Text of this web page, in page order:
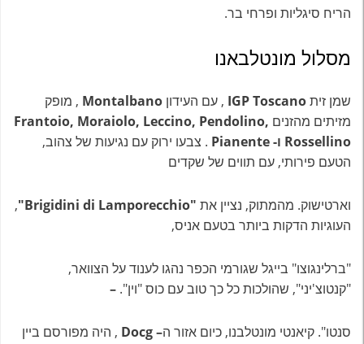
הריח סיגליות ופרחי בר.
מסלול מונטלבאנו
שמן זיתIGP Toscano , עם העידון Montalbano , מופק
מזיתים מהזנים Frantoio, Moraiolo, Leccino, Pendolino,
Rossellino ו- Pianente
. צבעו ירוק עם נגיעות של צהוב,
הטעם פירותי, עם תווים של שקדים
וארטישוק. מהמתוק, נציין את "Brigidini di Lamporecchio"
,
העוגיות הדקות ביותר בטעם אניס,
"ברלינגוצו" בייגל שגורמי הכפר נהגו לענוד על הצוואר,
"קנטוצ'יני", שהולכות כל כך טוב עם כוס "וין". –
סנטו". קיאנטי מונטלבנו, כיום אזור ה– Docg
, היה מפורסם ביין